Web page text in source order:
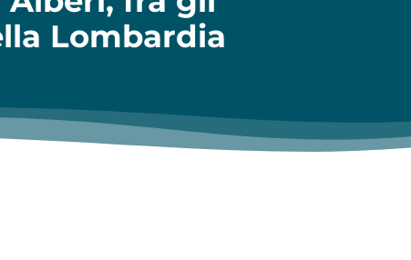
Lombardia